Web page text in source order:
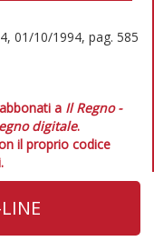
01/10/1994, pag. 585
a Il Regno -
digitale.
il proprio codice